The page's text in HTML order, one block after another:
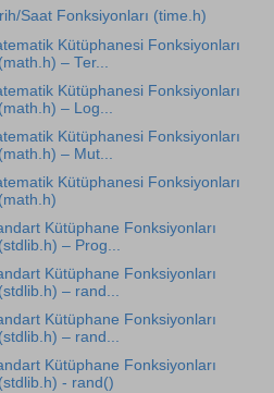
Saat Fonksiyonları (time.h)
Kütüphanesi Fonksiyonları
(math.h) – Ter...
Kütüphanesi Fonksiyonları
(math.h) – Log...
Kütüphanesi Fonksiyonları
(math.h) – Mut...
Kütüphanesi Fonksiyonları
(math.h)
Kütüphane Fonksiyonları
(stdlib.h) – Prog...
Kütüphane Fonksiyonları
(stdlib.h) – rand...
Kütüphane Fonksiyonları
(stdlib.h) – rand...
Kütüphane Fonksiyonları
(stdlib.h) - rand()